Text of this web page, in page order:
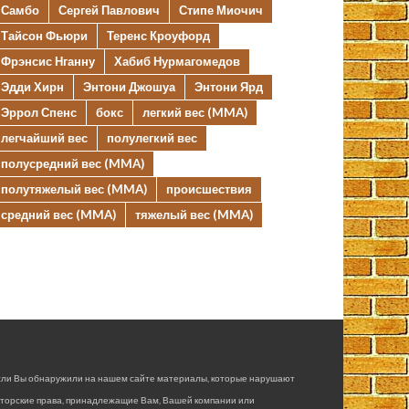
Самбо Сергей Павлович
Стипе Миочич
Тайсон Фьюри
Теренс Кроуфорд
Фрэнсис Нганну
Хабиб Нурмагомедов
Эдди Хирн
Энтони Джошуа
Энтони Ярд
Эррол Спенс
бокс
легкий вес (MMA)
легчайший вес
полулегкий вес
полусредний вес (MMA)
полутяжелый вес (MMA)
происшествия
средний вес (MMA)
тяжелый вес (MMA)
Вы обнаружили на нашем сайте материалы, которые нарушают
права, принадлежащие Вам, Вашей компании или